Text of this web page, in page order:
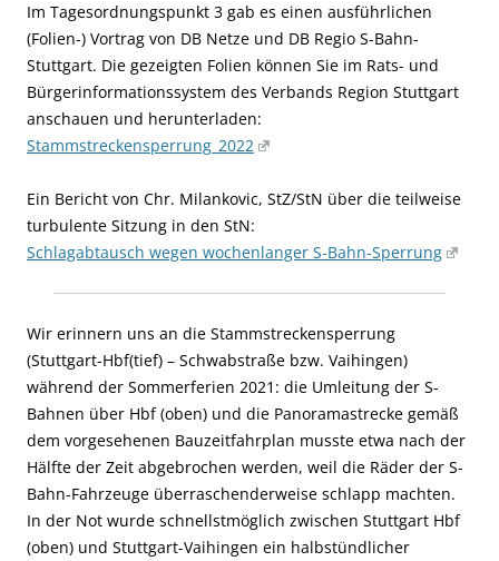
Im Tagesordnungspunkt 3 gab es einen ausführlichen
(Folien-) Vortrag von DB Netze und DB Regio S-Bahn-
Stuttgart. Die gezeigten Folien können Sie im Rats- und
Bürgerinformationssystem des Verbands Region Stuttgart
anschauen und herunterladen:
Stammstreckensperrung_2022
Ein Bericht von Chr. Milankovic, StZ/StN über die teilweise
turbulente Sitzung in den StN:
Schlagabtausch wegen wochenlanger S-Bahn-Sperrung
Wir erinnern uns an die Stammstreckensperrung
(Stuttgart-Hbf(tief) – Schwabstraße bzw. Vaihingen)
während der Sommerferien 2021: die Umleitung der S-
Bahnen über Hbf (oben) und die Panoramastrecke gemäß
dem vorgesehenen Bauzeitfahrplan musste etwa nach der
Hälfte der Zeit abgebrochen werden, weil die Räder der S-
Bahn-Fahrzeuge überraschenderweise schlapp machten.
In der Not wurde schnellstmöglich zwischen Stuttgart Hbf
(oben) und Stuttgart-Vaihingen ein halbstündlicher